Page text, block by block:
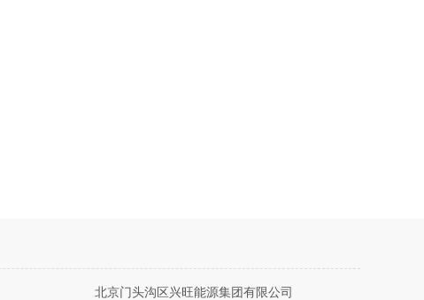
北京门头沟区兴旺能源集团有限公司